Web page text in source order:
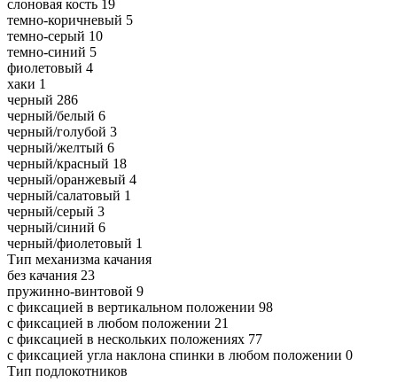
слоновая кость 19
темно-коричневый 5
темно-серый 10
темно-синий 5
фиолетовый 4
хаки 1
черный 286
черный/белый 6
черный/голубой 3
черный/желтый 6
черный/красный 18
черный/оранжевый 4
черный/салатовый 1
черный/серый 3
черный/синий 6
черный/фиолетовый 1
Тип механизма качания
без качания 23
пружинно-винтовой 9
с фиксацией в вертикальном положении 98
с фиксацией в любом положении 21
с фиксацией в нескольких положениях 77
с фиксацией угла наклона спинки в любом положении 0
Тип подлокотников